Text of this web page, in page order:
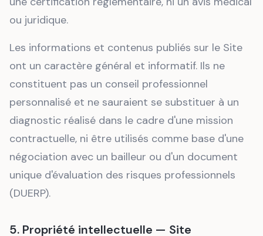
ou juridique.
Les informations et contenus publiés sur le Site
ont un caractère général et informatif. Ils ne
constituent pas un conseil professionnel
personnalisé et ne sauraient se substituer à un
diagnostic réalisé dans le cadre d'une mission
contractuelle, ni être utilisés comme base d'une
négociation avec un bailleur ou d'un document
unique d'évaluation des risques professionnels
(DUERP).
5. Propriété intellectuelle — Site